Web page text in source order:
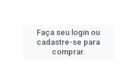
Faça seu login ou
cadastre-se para
comprar.